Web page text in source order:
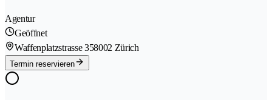
Agentur
Geöffnet
Waffenplatzstrasse 358002 Zürich
Termin reservieren